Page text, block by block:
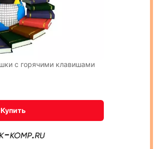
с горячими клавишами
Купить